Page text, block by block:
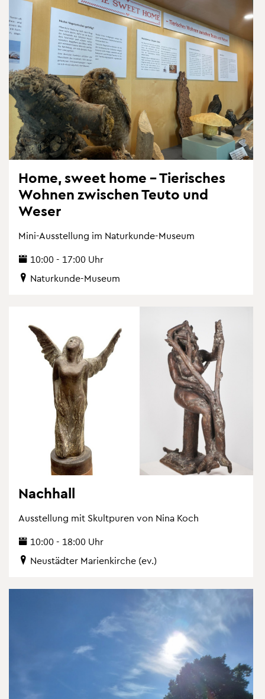
Home, sweet home – Tie­ri­sches
Woh­nen zwi­schen Teuto und
Weser
Mini-Aus­stel­lung im Na­tur­kun­de-Mu­se­um
10:00 - 17:00 Uhr
Na­tur­kun­de-Mu­se­um
Nach­hall
Aus­stel­lung mit Skultpu­ren von Nina Koch
10:00 - 18:00 Uhr
Neu­städ­ter Ma­ri­en­kir­che (ev.)